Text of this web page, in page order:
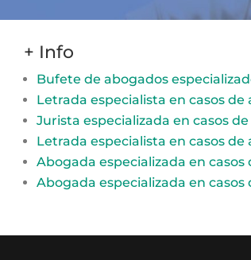
+ Info
Bufete de abogados
Letrada especialista en casos
Jurista especializada en casos
Letrada especialista en casos
Abogada especializada en
Abogada especializada en